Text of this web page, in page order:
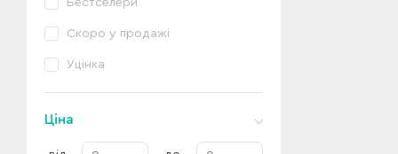
Бестселери
Скоро у продажі
Уцінка
Ціна